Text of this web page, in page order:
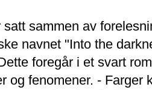
satt sammen av
navnet "Into the
foregår i et svart
og fenomener. - Farger